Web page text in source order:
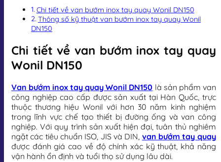
Chi tiết về van bướm inox tay quay Wonil DN150
Thông số kỹ thuật van bướm inox tay quay Wonil
DN150
Chi tiết về van bướm inox tay quay
Wonil DN150
Van bướm inox tay quay Wonil DN150 là sản phẩm van
công nghiệp cao cấp được sản xuất tại Hàn Quốc, trực
thuộc thương hiệu Wonil với hơn 30 năm kinh nghiệm
trong lĩnh vực chế tạo thiết bị đường ống và van công
nghiệp. Với quy trình sản xuất hiện đại, tuân thủ nghiêm
ngặt các tiêu chuẩn ISO, JIS và DIN, van bướm tay quay
được đánh giá cao về độ chính xác kỹ thuật, khả năng
vận hành ổn định và tuổi thọ sử dụng lâu dài.